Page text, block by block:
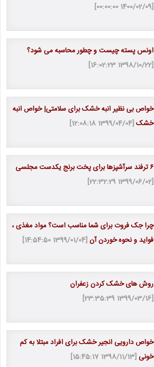
[1400/02/09 00:00:00]
اونس پسته چیست و چطور محاسبه می شود؟
[1398/10/22 16:02:23]
خواص بی نظیر انبه خشک برای سلامتی| خواص انبه
خشک[1399/04/04 12:08:18]
۶ ترفند سرآشپزها برای پخت برنج یکدست مجلسی
[1399/06/02 22:32:29]
چرا جک فروت برای شما مناسب است؟ مواد مغذی ،
فواید و نحوه خوردن آن[1399/01/04 14:54:50]
روش های خشک کردن زعفران
[1399/03/16 23:35:39]
خواص دارویی انجیر خشک برای افراد مبتلا به کم
خونی [1398/11/13 15:45:17]